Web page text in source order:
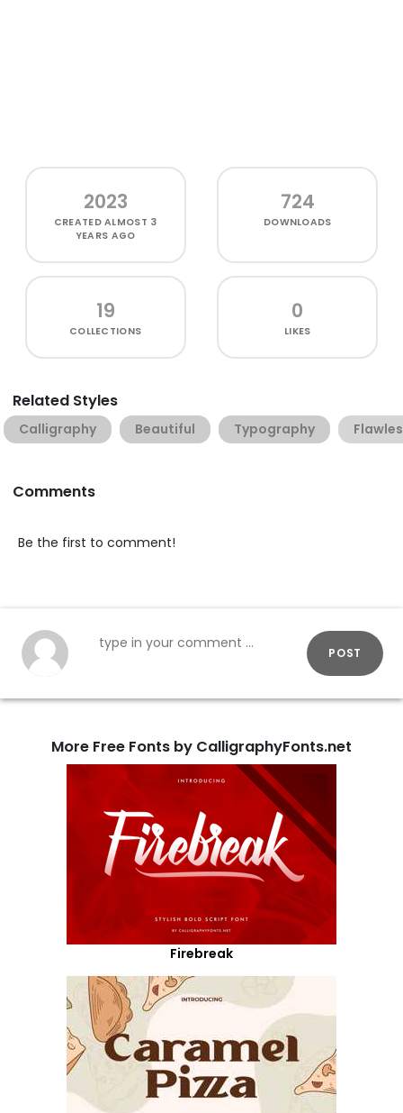
2023
CREATEDALMOST 3
YEARS AGO
724
DOWNLOADS
19
COLLECTIONS
0
LIKES
Related Styles
Calligraphy Beautiful Typography
Comments
Be the first to comment!
POST
More Free Fonts by CalligraphyFonts.net
Firebreak